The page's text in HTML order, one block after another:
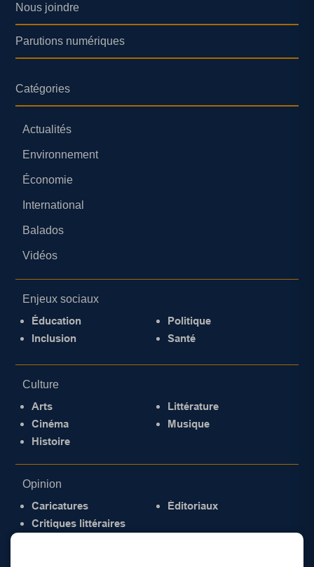
Nous joindre
Parutions numériques
Catégories
Actualités
Environnement
Économie
International
Balados
Vidéos
Enjeux sociaux
Éducation
Inclusion
Politique
Santé
Culture
Arts
Cinéma
Histoire
Littérature
Musique
Opinion
Caricatures
Critiques littéraires
Éditoriaux